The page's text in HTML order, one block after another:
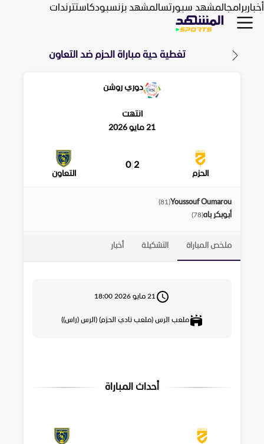
أخباربرامجالمشهد سبورتسالمشهد بزنسبودكاستترندات
تغطية حية مباراة الحزم ضد التعاون
دوري روشن
انتهت
21 مايو 2026
الحزم
2
|
0
التعاون
Youssouf Oumarou
(
81
)
أبوبكر باه(
78
)
ملخص المباراة التشكيلة أخبار
21 مايو 2026 18:00
ملعب الرس (ملعب نادي الحزم) (الرس (راس))
أحداث المباراة